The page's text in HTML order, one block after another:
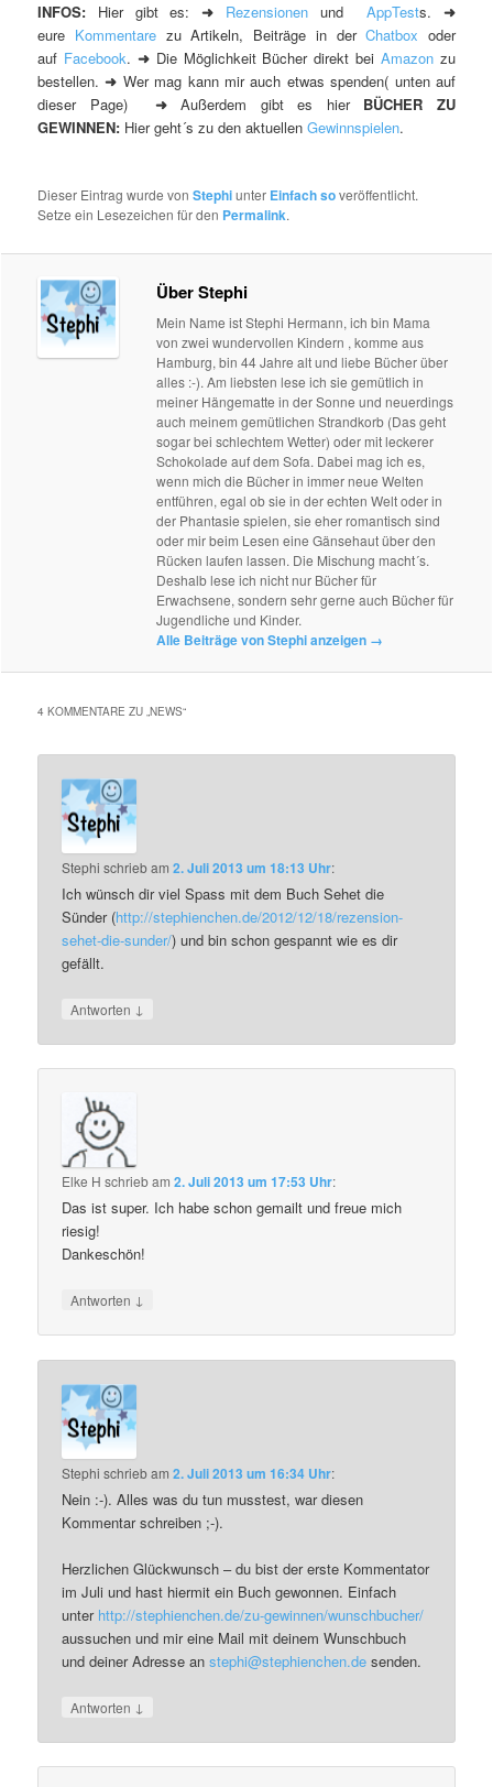
INFOS: Hier gibt es:➜ RezensionenundAppTests. ➜
eure Kommentare zu Artikeln, Beiträge in derChatbox oder
auf Facebook. ➜ Die Möglichkeit Bücher direkt beiAmazon zu
bestellen.➜ Wer mag kann mir auch etwas spenden( unten auf
dieser Page) ➜Außerdem gibt es hier BÜCHER ZU
GEWINNEN: Hier geht´s zu den aktuellenGewinnspielen.
Dieser Eintrag wurde vonStephiunter Einfach soveröffentlicht.
Setze ein Lesezeichen für den Permalink.
Über Stephi
Mein Name ist Stephi Hermann, ich bin Mama
von zwei wundervollen Kindern , komme aus
Hamburg, bin 44 Jahre alt und liebe Bücher über
alles :-). Am liebsten lese ich sie gemütlich in
meiner Hängematte in der Sonne und neuerdings
auch meinem gemütlichen Strandkorb (Das geht
sogar bei schlechtem Wetter) oder mit leckerer
Schokolade auf dem Sofa. Dabei mag ich es,
wenn mich die Bücher in immer neue Welten
entführen, egal ob sie in der echten Welt oder in
der Phantasie spielen, sie eher romantisch sind
oder mir beim Lesen eine Gänsehaut über den
Rücken laufen lassen. Die Mischung macht´s.
Deshalb lese ich nicht nur Bücher für
Erwachsene, sondern sehr gerne auch Bücher für
Jugendliche und Kinder.
Alle Beiträge von Stephi anzeigen →
4 KOMMENTARE ZU „NEWS“
Stephi schriebam2. Juli 2013 um 18:13 Uhr:
Ich wünsch dir viel Spass mit dem Buch Sehet die
Sünder (http://stephienchen.de/2012/12/18/rezension-
sehet-die-sunder/) und bin schon gespannt wie es dir
gefällt.
Antworten ↓
Elke H schriebam2. Juli 2013 um 17:53 Uhr:
Das ist super. Ich habe schon gemailt und freue mich
riesig!
Dankeschön!
Antworten ↓
Stephi schriebam2. Juli 2013 um 16:34 Uhr:
Nein :-). Alles was du tun musstest, war diesen
Kommentar schreiben ;-).
Herzlichen Glückwunsch – du bist der erste Kommentator
im Juli und hast hiermit ein Buch gewonnen. Einfach
unter http://stephienchen.de/zu-gewinnen/wunschbucher/
aussuchen und mir eine Mail mit deinem Wunschbuch
und deiner Adresse anstephi@stephienchen.de senden.
Antworten ↓